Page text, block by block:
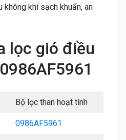
không khí sạch khuẩn, an
lọc gió điều
Bộ lọc than hoạt tính
0986AF5961